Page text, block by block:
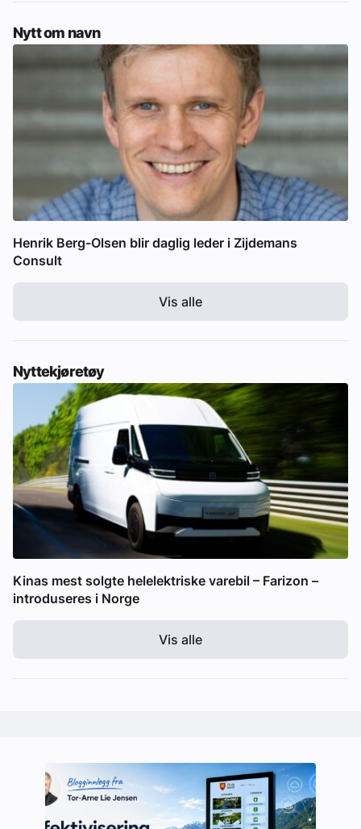
Nytt om navn
Henrik Berg-Olsen blir daglig leder i Zijdemans
Consult
Vis alle
Nyttekjøretøy
Kinas mest solgte helelektriske varebil – Farizon –
introduseres i Norge
Vis alle